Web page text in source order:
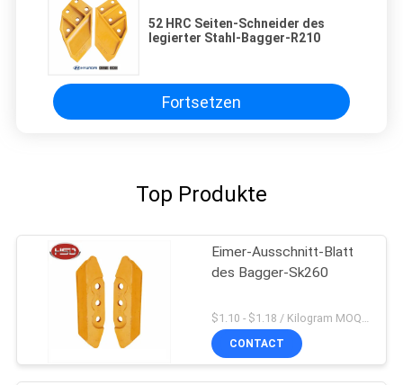
52 HRC Seiten-Schneider des
legierter Stahl-Bagger-R210
Fortsetzen
Top Produkte
Eimer-Ausschnitt-Blatt
des Bagger-Sk260
$1.10 - $1.18 / Kilogram MOQ:1000 Kilogramm/Kilogramm
CONTACT